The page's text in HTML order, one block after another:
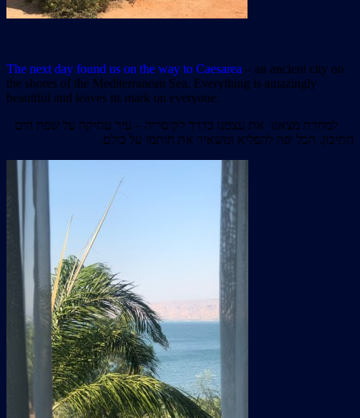
The next day found us on the way to Caesarea – an ancient city on
the shores of the Mediterranean Sea. Everything is amazingly
beautiful and leaves its mark on everyone.
למחרת מצאנו את עצמנו בדרך לקיסריה – עיר עתיקה על שפת הים
התיכון. הכל יפה להפליא ומשאיר את חותמו על כולם.